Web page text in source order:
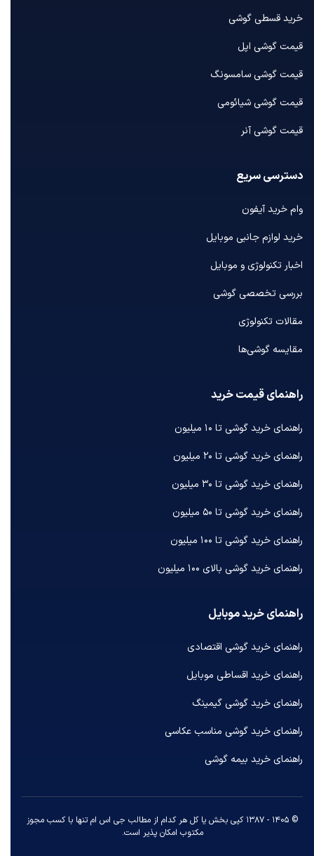
خرید قسطی گوشی
قیمت گوشی اپل
قیمت گوشی سامسونگ
قیمت گوشی شیائومی
قیمت گوشی آنر
دسترسی سریع
وام خرید آیفون
خرید لوازم جانبی موبایل
اخبار تکنولوژی و موبایل
بررسی تخصصی گوشی
مقالات تکنولوژی
مقایسه گوشی‌ها
راهنمای قیمت خرید
راهنمای خرید گوشی تا ۱۰ میلیون
راهنمای خرید گوشی تا ۲۰ میلیون
راهنمای خرید گوشی تا ۳۰ میلیون
راهنمای خرید گوشی تا ۵۰ میلیون
راهنمای خرید گوشی تا ۱۰۰ میلیون
راهنمای خرید گوشی بالای ۱۰۰ میلیون
راهنمای خرید موبایل
راهنمای خرید گوشی اقتصادی
راهنمای خرید اقساطی موبایل
راهنمای خرید گوشی گیمینگ
راهنمای خرید گوشی مناسب عکاسی
راهنمای خرید بیمه گوشی
© ۱۴۰۵ - ۱۳۸۷ کپی بخش یا کل هر کدام از مطالب جی اس ام تنها با کسب مجوز
مکتوب امکان پذیر است.